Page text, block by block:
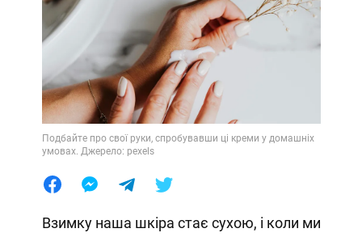
Подбайте про свої руки, спробувавши ці креми у домашніх
умовах. Джерело: pexels
Взимку наша шкіра стає сухою, і коли ми